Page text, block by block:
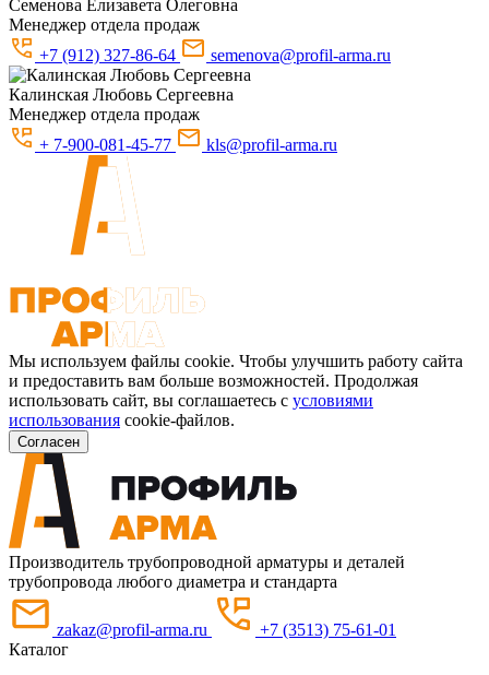
Семенова Елизавета Олеговна
Менеджер отдела продаж
+7 (912) 327-86-64
semenova@profil-arma.ru
Калинская Любовь Сергеевна
Менеджер отдела продаж
+ 7-900-081-45-77
kls@profil-arma.ru
Мы используем файлы cookie. Чтобы улучшить работу сайта
и предоставить вам больше возможностей. Продолжая
использовать сайт, вы соглашаетесь с условиями
использования cookie-файлов.
Согласен
Производитель трубопроводной арматуры и деталей
трубопровода любого диаметра и стандарта
zakaz@profil-arma.ru
+7 (3513) 75-61-01
Каталог